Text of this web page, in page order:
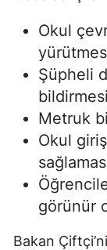
Okul
Şüpheli
Metruk
Okul
görünür
Bakan